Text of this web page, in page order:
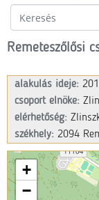
Remeteszőlősi
alakulás ideje:
csoport elnöke:
elérhetőség:
székhely: 2094
+
−